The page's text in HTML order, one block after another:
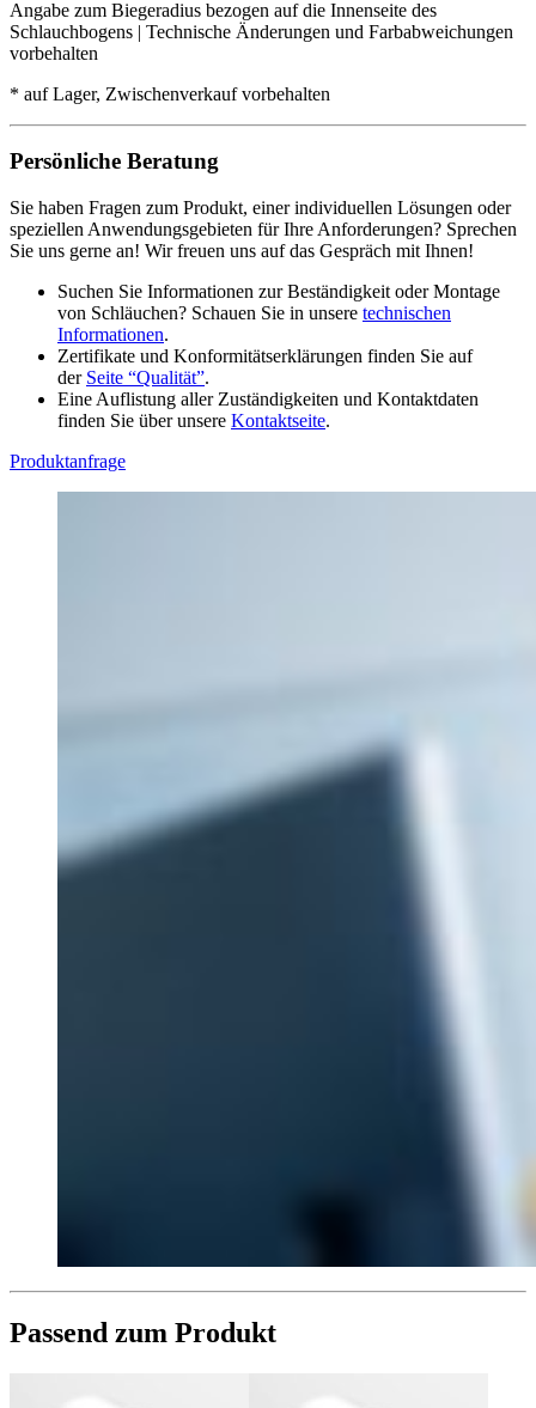
Angabe zum Biegeradius bezogen auf die Innenseite des
Schlauchbogens | Technische Änderungen und Farbabweichungen
vorbehalten
* auf Lager, Zwischenverkauf vorbehalten
Persönliche Beratung
Sie haben Fragen zum Produkt, einer individuellen Lösungen oder
speziellen Anwendungsgebieten für Ihre Anforderungen? Sprechen
Sie uns gerne an! Wir freuen uns auf das Gespräch mit Ihnen!
Suchen Sie Informationen zur Beständigkeit oder Montage
von Schläuchen? Schauen Sie in unsere technischen
Informationen.
Zertifikate und Konformitätserklärungen finden Sie auf
der Seite “Qualität”.
Eine Auflistung aller Zuständigkeiten und Kontaktdaten
finden Sie über unsere Kontaktseite.
Produktanfrage
Passend zum Produkt